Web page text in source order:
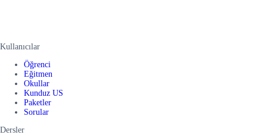
Kullanıcılar
Öğrenci
Eğitmen
Okullar
Kunduz US
Paketler
Sorular
Dersler